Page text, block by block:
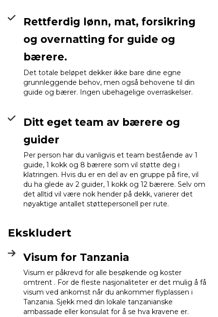
Rettferdig lønn, mat, forsikring
og overnatting for guide og
bærere.
Det totale beløpet dekker ikke bare dine egne
grunnleggende behov, men også behovene til din
guide og bærer. Ingen ubehagelige overraskelser.
Ditt eget team av bærere og
guider
Per person har du vanligvis et team bestående av 1
guide, 1 kokk og 8 bærere som vil støtte deg i
klatringen. Hvis du er en del av en gruppe på fire, vil
du ha glede av 2 guider, 1 kokk og 12 bærere. Selv om
det alltid vil være nok hender på dekk, varierer det
nøyaktige antallet støttepersonell per rute.
Ekskludert
Visum for Tanzania
Visum er påkrevd for alle besøkende og koster
omtrent . For de fleste nasjonaliteter er det mulig å få
visum ved ankomst når du ankommer flyplassen i
Tanzania. Sjekk med din lokale tanzanianske
ambassade eller konsulat for å se hva kravene er.